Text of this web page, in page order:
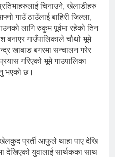
चिनाउने, खेलाडीहरु
गाउँ ठाउँलाई बाहिरी जिल्ला,
लागि रुकुम पूर्वमा रहेको तिन
बनाएर गाउँपालिकाले चौथो भूमे
खाबाङ बगरमा सन्चालन गरेर
गरिएको भूमे गाउपालिका
भएको छ।
प्रर्ती आफुले थाहा पाए देखि
देखिएको युवालाई सार्थकका साथ